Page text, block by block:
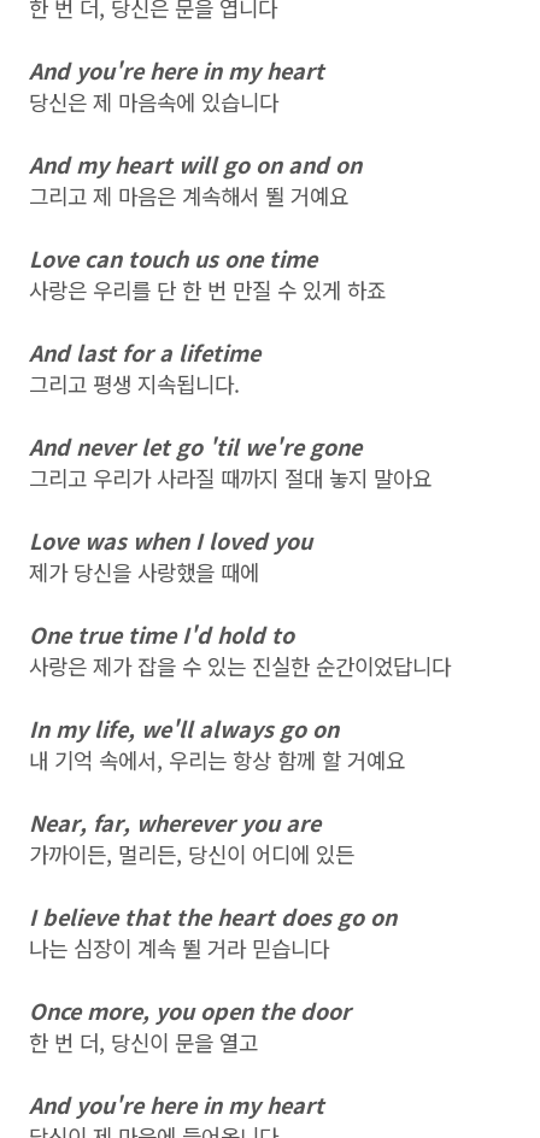
한 번 더, 당신은 문을 엽니다
And you're here in my heart
당신은 제 마음속에 있습니다
And my heart will go on and on
그리고 제 마음은 계속해서 뛸 거예요
Love can touch us one time
사랑은 우리를 단 한 번 만질 수 있게 하죠
And last for a lifetime
그리고 평생 지속됩니다.
And never let go 'til we're gone
그리고 우리가 사라질 때까지 절대 놓지 말아요
Love was when I loved you
제가 당신을 사랑했을 때에
One true time I'd hold to
사랑은 제가 잡을 수 있는 진실한 순간이었답니다
In my life, we'll always go on
내 기억 속에서, 우리는 항상 함께 할 거예요
Near, far, wherever you are
가까이든, 멀리든, 당신이 어디에 있든
I believe that the heart does go on
나는 심장이 계속 뛸 거라 믿습니다
Once more, you open the door
한 번 더, 당신이 문을 열고
And you're here in my heart